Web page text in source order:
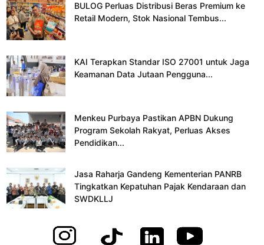
BULOG Perluas Distribusi Beras Premium ke
Retail Modern, Stok Nasional Tembus...
KAI Terapkan Standar ISO 27001 untuk Jaga
Keamanan Data Jutaan Pengguna...
Menkeu Purbaya Pastikan APBN Dukung
Program Sekolah Rakyat, Perluas Akses
Pendidikan...
Jasa Raharja Gandeng Kementerian PANRB
Tingkatkan Kepatuhan Pajak Kendaraan dan
SWDKLLJ